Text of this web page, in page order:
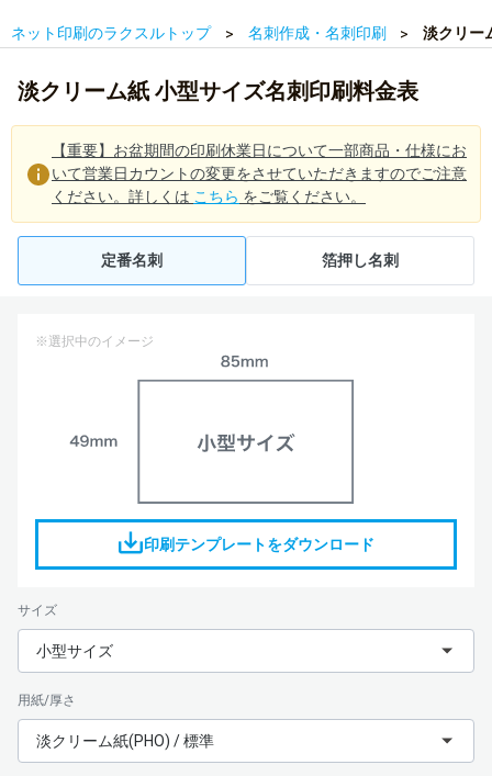
ネット印刷のラクスルトップ 名刺作成・名刺印刷 淡クリー
淡クリーム紙 小型サイズ名刺印刷料金表
【重要】お盆期間の印刷休業日について一部商品・仕様にお
いて営業日カウントの変更をさせていただきますのでご注意
ください。詳しくは こちら をご覧ください。
定番名刺 箔押し名刺
※選択中のイメージ
印刷テンプレートをダウンロード
サイズ
小型サイズ
用紙/厚さ
淡クリーム紙(PHO) / 標準